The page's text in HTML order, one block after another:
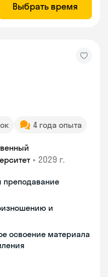
Выбрать время
4 года опыта
• 2029 г.
преподавание
и
освоение материала